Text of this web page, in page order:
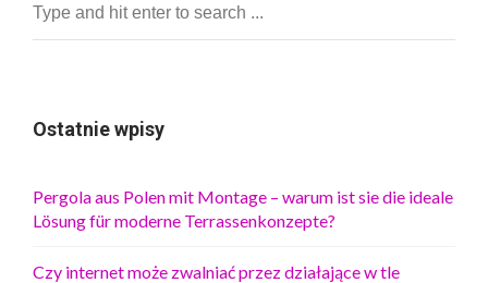
Ostatnie wpisy
Pergola aus Polen mit Montage – warum ist sie die ideale
Lösung für moderne Terrassenkonzepte?
Czy internet może zwalniać przez działające w tle